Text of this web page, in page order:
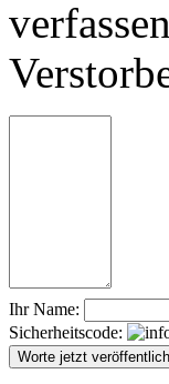
Ihr Name:
Sicherheitscode: